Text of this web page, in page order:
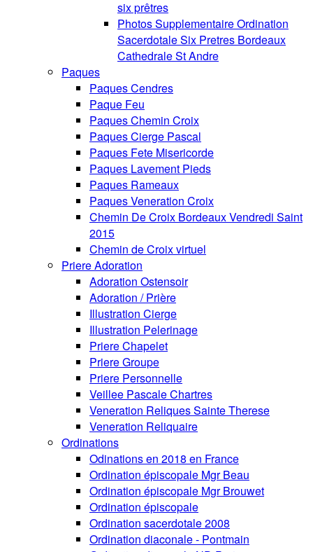
six prêtres
Photos Supplementaire Ordination
Sacerdotale Six Pretres Bordeaux
Cathedrale St Andre
Paques
Paques Cendres
Paque Feu
Paques Chemin Croix
Paques Cierge Pascal
Paques Fete Misericorde
Paques Lavement Pieds
Paques Rameaux
Paques Veneration Croix
Chemin De Croix Bordeaux Vendredi Saint
2015
Chemin de Croix virtuel
Priere Adoration
Adoration Ostensoir
Adoration / Prière
Illustration Cierge
Illustration Pelerinage
Priere Chapelet
Priere Groupe
Priere Personnelle
Veillee Pascale Chartres
Veneration Reliques Sainte Therese
Veneration Reliquaire
Ordinations
Odinations en 2018 en France
Ordination épiscopale Mgr Beau
Ordination épiscopale Mgr Brouwet
Ordination épiscopale
Ordination sacerdotale 2008
Ordination diaconale - Pontmain